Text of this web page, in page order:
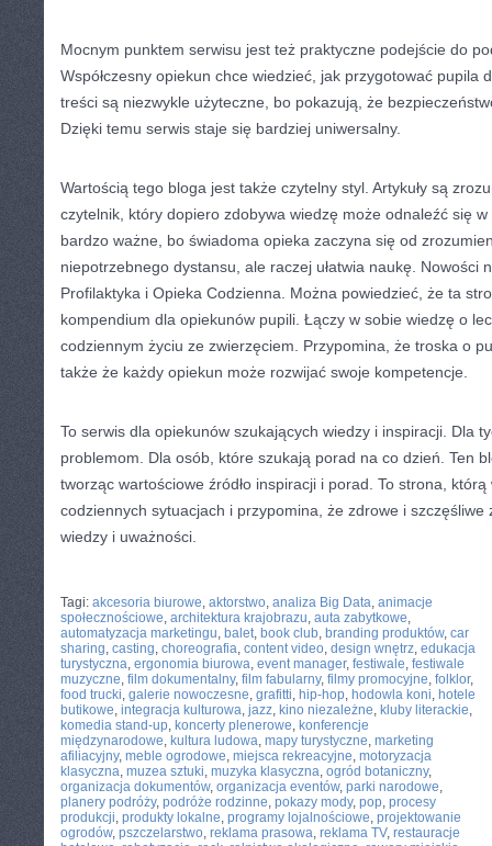
Mocnym punktem serwisu jest też praktyczne podejście do
Współczesny opiekun chce wiedzieć, jak przygotować pupila
treści są niezwykle użyteczne, bo pokazują, że
Dzięki temu serwis staje się bardziej uniwersalny.
Wartością tego bloga jest także czytelny styl. Artykuły są
czytelnik, który dopiero zdobywa wiedzę może odnaleźć się
bardzo ważne, bo świadoma opieka zaczyna się od
niepotrzebnego dystansu, ale raczej ułatwia naukę. Nowości
Profilaktyka i Opieka Codzienna. Można powiedzieć, że ta
kompendium dla opiekunów pupili. Łączy w sobie wiedzę o
codziennym życiu ze zwierzęciem. Przypomina, że troska o
także że każdy opiekun może rozwijać swoje kompetencje.
To serwis dla opiekunów szukających wiedzy i inspiracji. Dla
problemom. Dla osób, które szukają porad na co dzień. Ten
tworząc wartościowe źródło inspiracji i porad. To strona,
codziennych sytuacjach i przypomina, że zdrowe i szczęśliwe
wiedzy i uważności.
Tagi: akcesoria biurowe, aktorstwo, analiza Big Data, animacje
społecznościowe, architektura krajobrazu, auta zabytkowe,
automatyzacja marketingu, balet, book club, branding produktów, car
sharing, casting, choreografia, content video, design wnętrz, edukacja
turystyczna, ergonomia biurowa, event manager, festiwale, festiwale
muzyczne, film dokumentalny, film fabularny, filmy promocyjne, folklor,
food trucki, galerie nowoczesne, grafitti, hip-hop, hodowla koni, hotele
butikowe, integracja kulturowa, jazz, kino niezależne, kluby literackie,
komedia stand-up, koncerty plenerowe, konferencje
międzynarodowe, kultura ludowa, mapy turystyczne, marketing
afiliacyjny, meble ogrodowe, miejsca rekreacyjne, motoryzacja
klasyczna, muzea sztuki, muzyka klasyczna, ogród botaniczny,
organizacja dokumentów, organizacja eventów, parki narodowe,
planery podróży, podróże rodzinne, pokazy mody, pop, procesy
produkcji, produkty lokalne, programy lojalnościowe, projektowanie
ogrodów, pszczelarstwo, reklama prasowa, reklama TV, restauracje